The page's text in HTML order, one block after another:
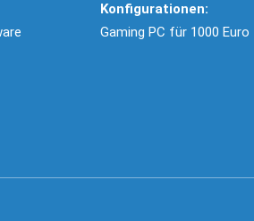
Konfigurationen:
Gaming PC für 1000 Euro